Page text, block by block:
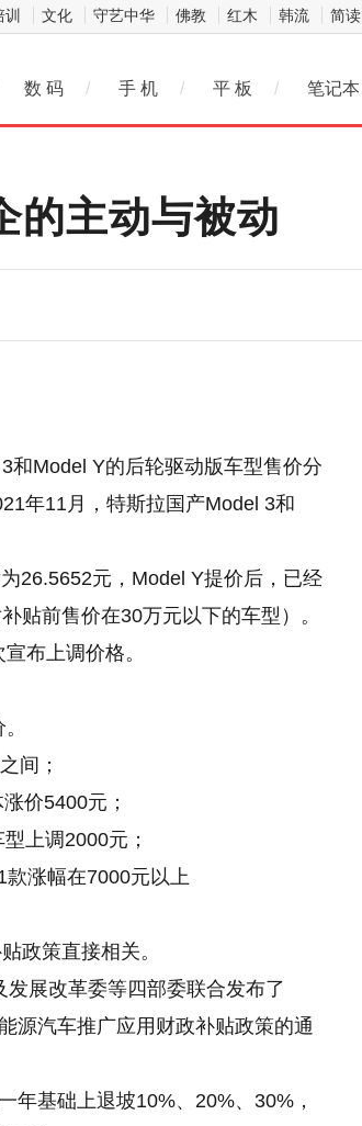
训 文化 守艺中华 佛教 红木 韩流 简读
数 码 / 手 机 / 平 板 / 笔记本
的主动与被动
和Model Y的后轮驱动版车型售价分
年11月，特斯拉国产Model 3和
26.5652元，Model Y提价后，已经
贴前售价在30万元以下的车型）。
布上调价格。
间；
价5400元；
上调2000元；
涨幅在7000元以上
政策直接相关。
展改革委等四部委联合发布了
源汽车推广应用财政补贴政策的通
年基础上退坡10%、20%、30%，